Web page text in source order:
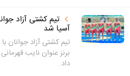
تیم کشتی آزاد
آسیا شد
برنز عنوان نایب
داد.